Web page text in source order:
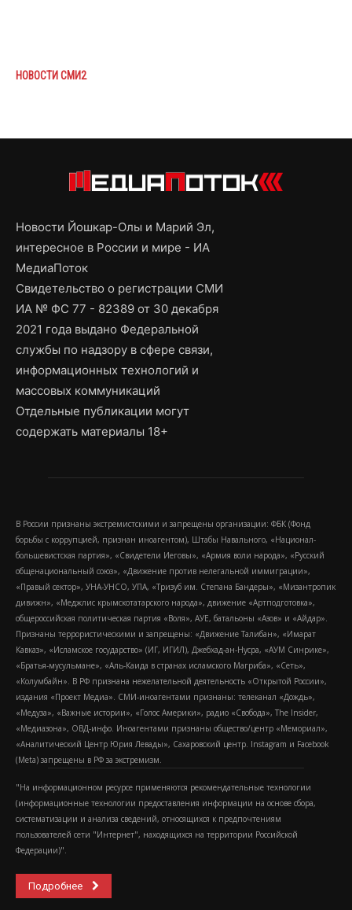
НОВОСТИ СМИ2
Новости Йошкар-Олы и Марий Эл,
интересное в России и мире - ИА
МедиаПоток
Свидетельство о регистрации СМИ
ИА № ФС 77 - 82389 от 30 декабря
2021 года выдано Федеральной
службы по надзору в сфере связи,
информационных технологий и
массовых коммуникаций
Отдельные публикации могут
содержать материалы 18+
В России признаны экстремистскими и запрещены организации: ФБК (Фонд
борьбы с коррупцией, признан иноагентом), Штабы Навального, «Национал-
большевистская партия», «Свидетели Иеговы», «Армия воли народа», «Русский
общенациональный союз», «Движение против нелегальной иммиграции»,
«Правый сектор», УНА-УНСО, УПА, «Тризуб им. Степана Бандеры», «Мизантропик
дивижн», «Меджлис крымскотатарского народа», движение «Артподготовка»,
общероссийская политическая партия «Воля», АУЕ, батальоны «Азов» и «Айдар».
Признаны террористическими и запрещены: «Движение Талибан», «Имарат
Кавказ», «Исламское государство» (ИГ, ИГИЛ), Джебхад-ан-Нусра, «АУМ Синрике»,
«Братья-мусульмане», «Аль-Каида в странах исламского Магриба», «Сеть»,
«Колумбайн». В РФ признана нежелательной деятельность «Открытой России»,
издания «Проект Медиа». СМИ-иноагентами признаны: телеканал «Дождь»,
«Медуза», «Важные истории», «Голос Америки», радио «Свобода», The Insider,
«Медиазона», ОВД-инфо. Иноагентами признаны общество/центр «Мемориал»,
«Аналитический Центр Юрия Левады», Сахаровский центр. Instagram и Facebook
(Metа) запрещены в РФ за экстремизм.
"На информационном ресурсе применяются рекомендательные технологии
(информационные технологии предоставления информации на основе сбора,
систематизации и анализа сведений, относящихся к предпочтениям
пользователей сети "Интернет", находящихся на территории Российской
Федерации)".
Подробнее